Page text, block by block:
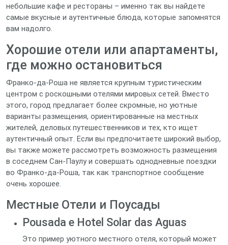
небольшие кафе и рестораны – именно так вы найдете
самые вкусные и аутентичные блюда, которые запомнятся
вам надолго.
Хорошие отели или апартаменты,
где можно остановиться
Франко-да-Роша не является крупным туристическим
центром с роскошными отелями мировых сетей. Вместо
этого, город предлагает более скромные, но уютные
варианты размещения, ориентированные на местных
жителей, деловых путешественников и тех, кто ищет
аутентичный опыт. Если вы предпочитаете широкий выбор,
вы также можете рассмотреть возможность размещения
в соседнем Сан-Паулу и совершать однодневные поездки
во Франко-да-Роша, так как транспортное сообщение
очень хорошее.
Местные Отели и Поусады
Pousada e Hotel Solar das Aguas
Это пример уютного местного отеля, который может